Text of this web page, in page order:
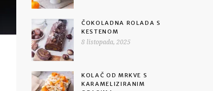
ČOKOLADNA ROLADA S
KESTENOM
8 listopada, 2025
KOLAČ OD MRKVE S
KARAMELIZIRANIM